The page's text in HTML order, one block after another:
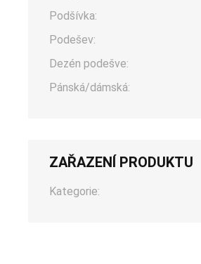
Podšívka:
Podešev:
Dezén podešve:
Pánská/dámská:
ZAŘAZENÍ PRODUKTU
Kategorie: